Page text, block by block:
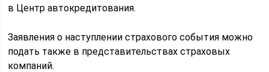
в Центр автокредитования.
Заявления о наступлении страхового события можно
подать также в представительствах страховых
компаний.